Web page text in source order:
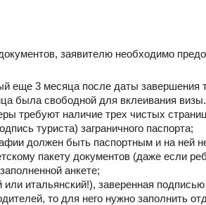
заявителю необходимо
еще 3 месяца после даты завершения
была свободной для вклеивания
требуют наличие трех чистых
туриста) заграничного паспорта;
должен быть паспортным и на ней
пакету документов (даже если
анкете;
или итальянский!), заверенная
то для него нужно заполнить